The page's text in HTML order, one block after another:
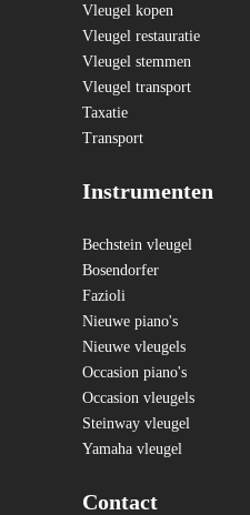
Vleugel kopen
Vleugel restauratie
Vleugel stemmen
Vleugel transport
Taxatie
Transport
Instrumenten
Bechstein vleugel
Bosendorfer
Fazioli
Nieuwe piano's
Nieuwe vleugels
Occasion piano's
Occasion vleugels
Steinway vleugel
Yamaha vleugel
Contact